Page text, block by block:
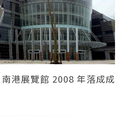
港展覽館 2008 年落成成